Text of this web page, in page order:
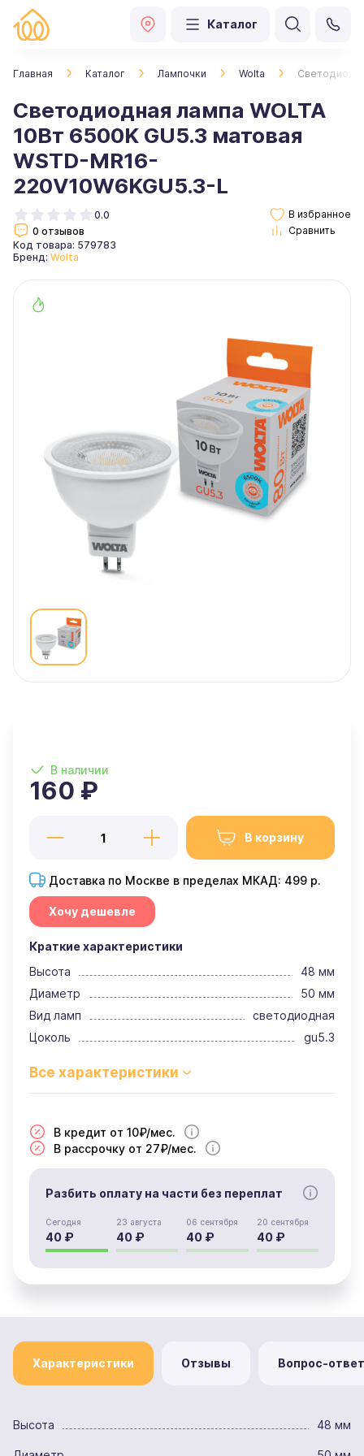
Каталог
Главная Каталог Лампочки Wolta
Светодиодная лампа WOLTA
10Вт 6500K GU5.3 матовая
WSTD-MR16-
220V10W6KGU5.3-L
0.0
0 отзывов
Код товара: 579783
Бренд: Wolta
В наличии
160 ₽
В корзину
Доставка по Москве в пределах МКАД: 499 р.
Хочу дешевле
Краткие характеристики
Высота
48 мм
Диаметр
50 мм
Вид ламп
светодиодная
Цоколь
gu5.3
В кредит от 10₽/мес.
В рассрочку от 27₽/мес.
Разбить оплату на части без переплат
Сегодня
40 ₽
23 августа
40 ₽
06 сентября
40 ₽
20 сентября
40 ₽
Характеристики Отзывы Вопрос-ответ
Высота 48 мм